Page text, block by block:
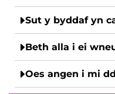
Sut y byddaf yn
Beth alla i ei
Oes angen i mi